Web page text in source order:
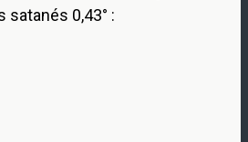
0,43° :